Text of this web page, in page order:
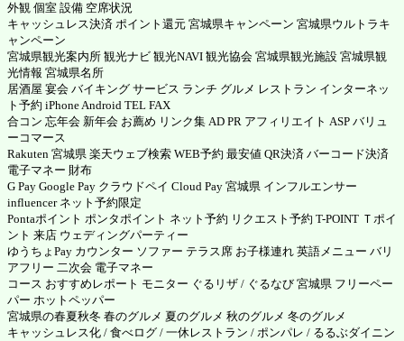
外観 個室 設備 空席状況
キャッシュレス決済 ポイント還元 宮城県キャンペーン 宮城県ウルトラキ
ャンペーン
宮城県観光案内所 観光ナビ 観光NAVI 観光協会 宮城県観光施設 宮城県観
光情報 宮城県名所
居酒屋 宴会 バイキング サービス ランチ グルメ レストラン インターネッ
ト予約 iPhone Android TEL FAX
合コン 忘年会 新年会 お薦め リンク集 AD PR アフィリエイト ASP バリュ
ーコマース
Rakuten 宮城県 楽天ウェブ検索 WEB予約 最安値 QR決済 バーコード決済
電子マネー 財布
G Pay Google Pay クラウドペイ Cloud Pay 宮城県 インフルエンサー
influencer ネット予約限定
Pontaポイント ポンタポイント ネット予約 リクエスト予約 T-POINT Ｔポイ
ント 来店 ウェディングパーティー
ゆうちょPay カウンター ソファー テラス席 お子様連れ 英語メニュー バリ
アフリー 二次会 電子マネー
コース おすすめレポート モニター ぐるリザ / ぐるなび 宮城県 フリーペー
パー ホットペッパー
宮城県の春夏秋冬 春のグルメ 夏のグルメ 秋のグルメ 冬のグルメ
キャッシュレス化 / 食べログ / 一休レストラン / ポンパレ / るるぶダイニン